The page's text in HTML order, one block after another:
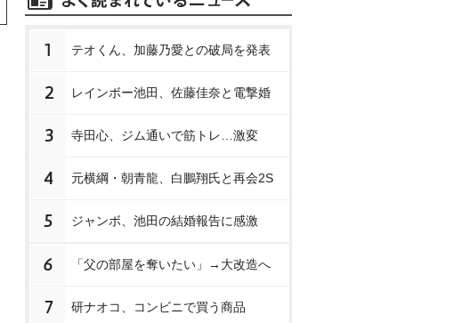
1 テオくん、加藤乃愛との破局を発表
2 レインボー池田、佐藤佳奈と電撃婚
3 寺田心、ジム通いで筋トレ…激変
4 元横綱・朝青龍、白鵬翔氏と再会2S
5 ジャンボ、池田の結婚報告に感激
6 「父の部屋を奪いたい」→大改造へ
7 研ナオコ、コンビニで買う商品